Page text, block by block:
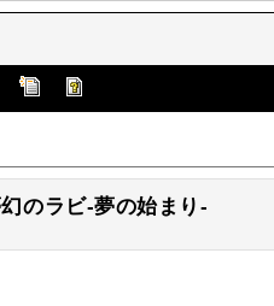
のラビ-夢の始まり-